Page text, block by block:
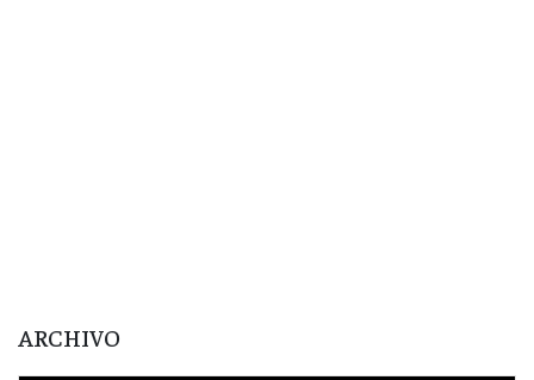
ARCHIVO